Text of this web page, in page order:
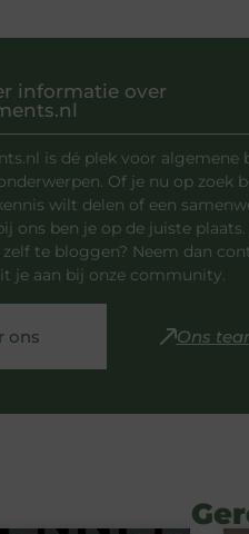
informatie over
is dé plek voor algemene
Of je nu op zoek
wilt delen of een
ons ben je op de juiste plaats.
te bloggen? Neem dan
je aan bij onze community.
ons Ons